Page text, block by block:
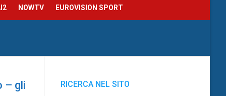
NOWTV EUROVISION SPORT
– gli RICERCA NEL SITO